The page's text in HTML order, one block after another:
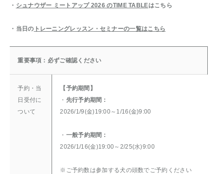
・ シュナウザー ミートアップ 2026 のTIME TABLEはこちら
・当日の トレーニングレッスン・セミナーの一覧はこちら
重要事項：必ずご確認ください
予約・当
日受付に
ついて
【予約期間】
・ 先行予約期間：
2026/1/9(金)19:00～1/16(金)9:00
・ 一般予約期間：
2026/1/16(金)19:00～2/25(水)9:00
※ご予約数は参加する犬の頭数でご予約ください